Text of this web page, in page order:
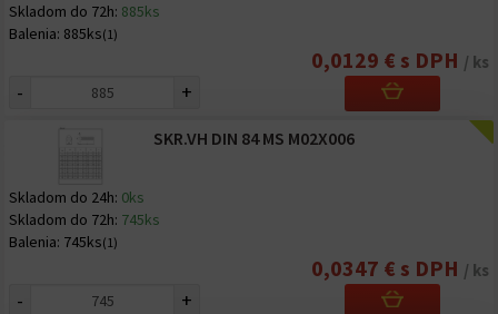
Skladom do 72h: 885ks
Balenia: 885ks(1)
0,0129 € s DPH / ks
- +
SKR.VH DIN 84 MS M02X006
Skladom do 24h: 0ks
Skladom do 72h: 745ks
Balenia: 745ks(1)
0,0347 € s DPH / ks
- +